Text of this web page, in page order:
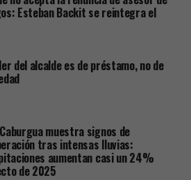
Esteban Backit se reintegra el
del alcalde es de préstamo, no de
muestra signos de
tras intensas lluvias:
aumentan casi un 24%
de 2025